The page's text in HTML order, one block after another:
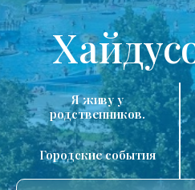
Я живу у
родственников.
Городские события